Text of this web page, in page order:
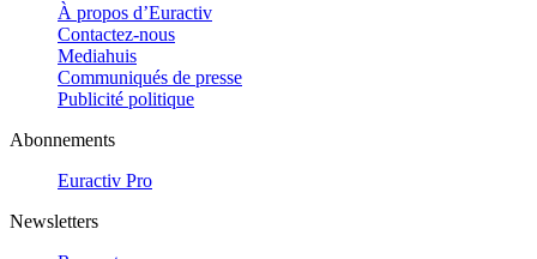
À propos d’Euractiv
Contactez-nous
Mediahuis
Communiqués de presse
Publicité politique
Abonnements
Euractiv Pro
Newsletters